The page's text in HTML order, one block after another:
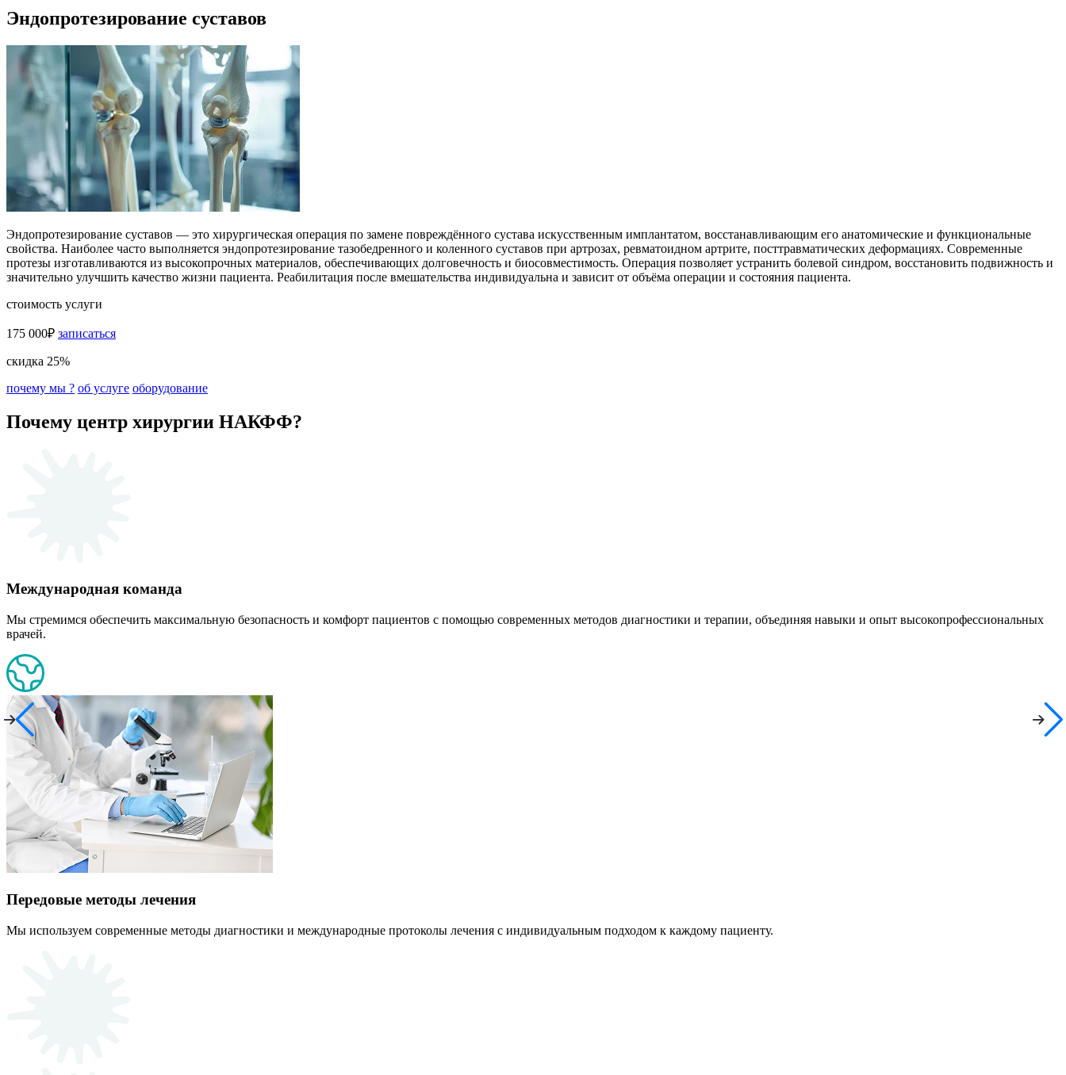
Эндопротезирование суставов
Эндопротезирование суставов — это хирургическая операция по замене повреждённого сустава искусственным имплантатом, восстанавливающим его анатомические и функциональные
свойства. Наиболее часто выполняется эндопротезирование тазобедренного и коленного суставов при артрозах, ревматоидном артрите, посттравматических деформациях. Современные
протезы изготавливаются из высокопрочных материалов, обеспечивающих долговечность и биосовместимость. Операция позволяет устранить болевой синдром, восстановить подвижность и
значительно улучшить качество жизни пациента. Реабилитация после вмешательства индивидуальна и зависит от объёма операции и состояния пациента.
стоимость услуги
175 000₽ записаться
скидка 25%
почему мы ? об услуге оборудование
Почему центр хирургии НАКФФ?
Международная команда
Мы стремимся обеспечить максимальную безопасность и комфорт пациентов с помощью современных методов диагностики и терапии, объединяя навыки и опыт высокопрофессиональных
врачей.
Передовые методы лечения
Мы используем современные методы диагностики и международные протоколы лечения с индивидуальным подходом к каждому пациенту.